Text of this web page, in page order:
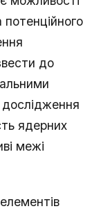
до
дослідження
ядерних
межі